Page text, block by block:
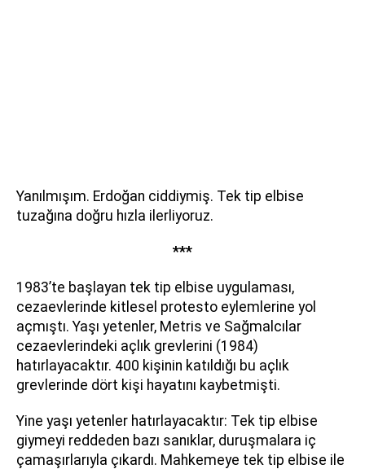
Yanılmışım. Erdoğan ciddiymiş. Tek tip elbise
tuzağına doğru hızla ilerliyoruz.
***
1983’te başlayan tek tip elbise uygulaması,
cezaevlerinde kitlesel protesto eylemlerine yol
açmıştı. Yaşı yetenler, Metris ve Sağmalcılar
cezaevlerindeki açlık grevlerini (1984)
hatırlayacaktır. 400 kişinin katıldığı bu açlık
grevlerinde dört kişi hayatını kaybetmişti.
Yine yaşı yetenler hatırlayacaktır: Tek tip elbise
giymeyi reddeden bazı sanıklar, duruşmalara iç
çamaşırlarıyla çıkardı. Mahkemeye tek tip elbise ile